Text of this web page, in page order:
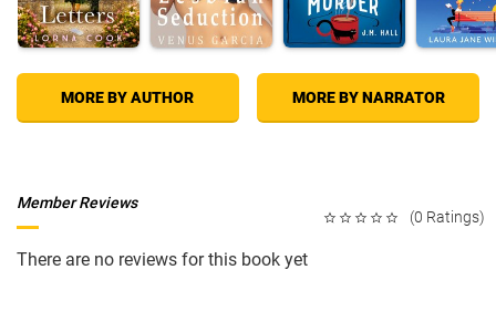
MORE BY AUTHOR MORE BY NARRATOR
(0 Ratings)
Member Reviews
There are no reviews for this book yet